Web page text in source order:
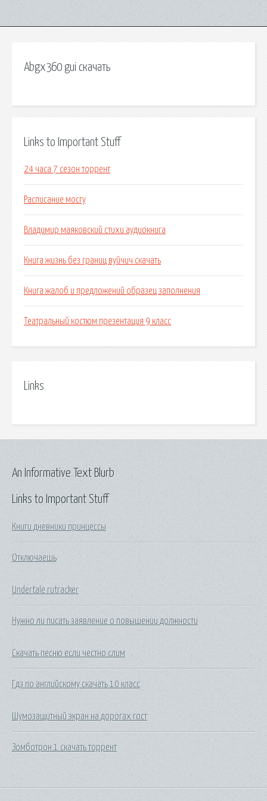
Abgx360 gui скачать
Links to Important Stuff
24 часа 7 сезон торрент
Расписание мосгу
Владимир маяковский стихи аудиокнига
Книга жизнь без границ вуйчич скачать
Книга жалоб и предложений образец заполнения
Театральный костюм презентация 9 класс
Links
Links to Important Stuff
Книги дневники принцессы
Отключаешь
Undertale rutracker
Нужно ли писать заявление о повышении должности
Скачать песню если честно слим
Гдз по английскому скачать 10 класс
Шумозащитный экран на дорогах гост
Зомботрон 1 скачать торрент
An Informative Text Blurb